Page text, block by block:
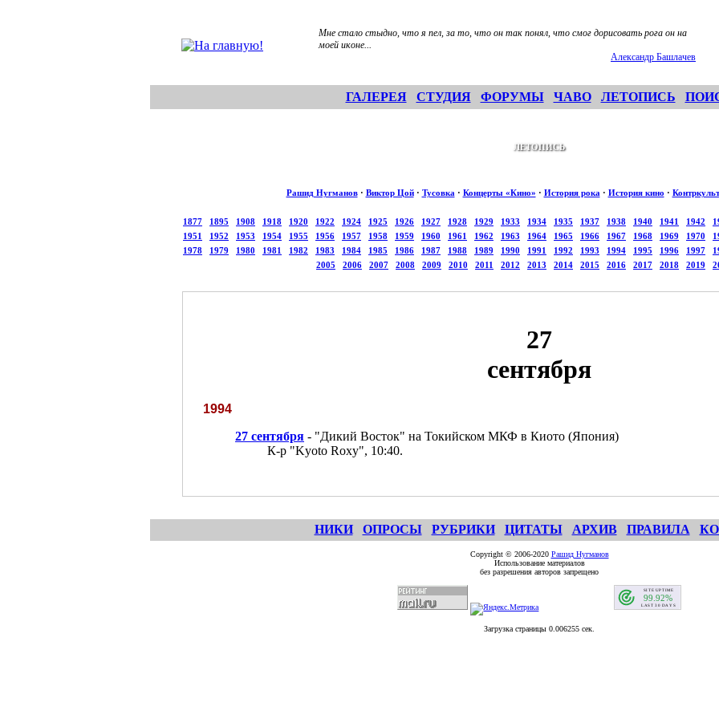
Мне стало стыдно, что я пел, за то, что он так понял, что смог дорисовать рога он на
моей иконе...
Александр Башлачев
ГАЛЕРЕЯ СТУДИЯ ФОРУМЫ ЧАВО ЛЕТОПИСЬ
ЛЕТОПИСЬ
Рашид Нугманов· Виктор Цой· Тусовка · Концерты «Кино» · История рока · История кино ·
1877 1895 1908 1918 1920 1922 1924 1925 1926 1927 1928 1929 1933 1934 1935 1937 1938 1940 1941 1942
1951
1952 1953 1954 1955 1956 1957 1958 1959 1960 1961 1962 1963 1964 1965 1966 1967 1968 1969 1970
1978
1979 1980 1981 1982 1983 1984 1985 1986 1987 1988 1989 1990 1991 1992 1993 1994 1995 1996 1997
2005
2006 2007 2008 2009 2010 2011 2012 2013 2014 2015 2016 2017 2018 2019
27
сентября
1994
27 сентября - "Дикий Восток" на Токийском МКФ в Киото (Япония)
К-р "Kyoto Roxy", 10:40.
НИКИ ОПРОСЫ РУБРИКИ ЦИТАТЫ АРХИВ ПРАВИЛА
Copyright © 2006-2020 Рашид Нугманов
Использование материалов
без разрешения авторов запрещено
Загрузка страницы 0.006255 сек.